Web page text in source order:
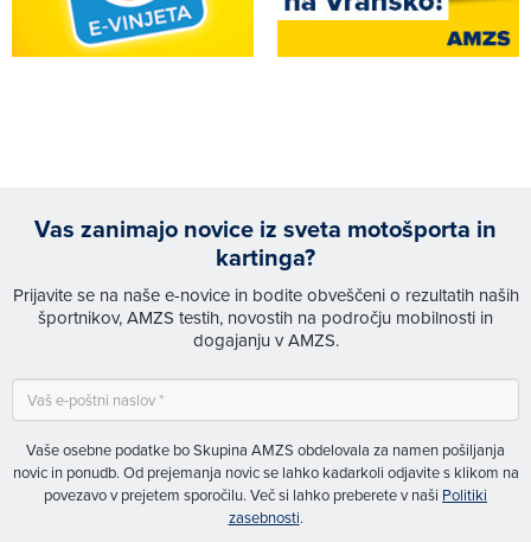
Vas zanimajo novice iz sveta motošporta in
kartinga?
Prijavite se na naše e-novice in bodite obveščeni o rezultatih naših
športnikov, AMZS testih, novostih na področju mobilnosti in
dogajanju v AMZS.
Vaše osebne podatke bo Skupina AMZS obdelovala za namen pošiljanja
novic in ponudb. Od prejemanja novic se lahko kadarkoli odjavite s klikom na
povezavo v prejetem sporočilu. Več si lahko preberete v naši Politiki
zasebnosti.